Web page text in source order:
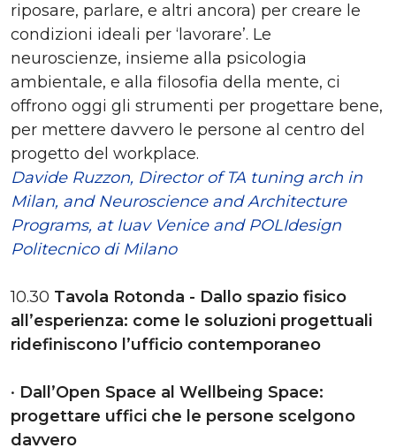
riposare, parlare, e altri ancora) per creare le
condizioni ideali per ‘lavorare’. Le
neuroscienze, insieme alla psicologia
ambientale, e alla filosofia della mente, ci
offrono oggi gli strumenti per progettare bene,
per mettere davvero le persone al centro del
progetto del workplace.
Davide Ruzzon, Director of TA tuning arch in
Milan, and Neuroscience and Architecture
Programs, at Iuav Venice and POLIdesign
Politecnico di Milano
10.30 Tavola Rotonda - Dallo spazio fisico
all’esperienza: come le soluzioni progettuali
ridefiniscono l’ufficio contemporaneo
• Dall’Open Space al Wellbeing Space:
progettare uffici che le persone scelgono
davvero